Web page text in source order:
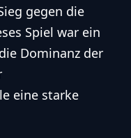
gegen die
Spiel war ein
Dominanz der
eine starke